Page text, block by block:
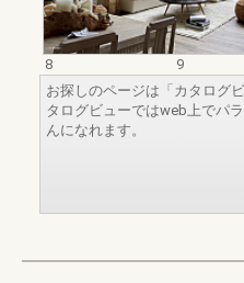
8
9
お探しのページは「カタログ
タログビューではweb上でパ
んになれます。